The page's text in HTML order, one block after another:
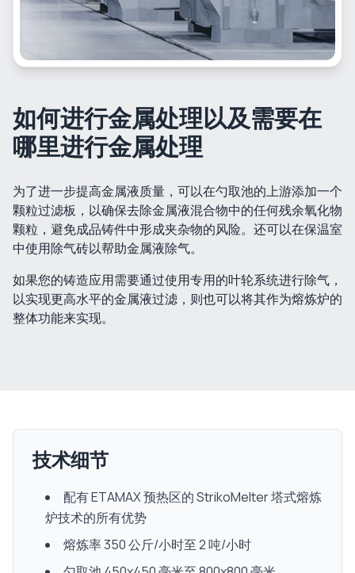
如何进行金属处理以及需要在
哪里进行金属处理
为了进一步提高金属液质量，可以在勺取池的上游添加一个
颗粒过滤板，以确保去除金属液混合物中的任何残余氧化物
颗粒，避免成品铸件中形成夹杂物的风险。还可以在保温室
中使用除气砖以帮助金属液除气。
如果您的铸造应用需要通过使用专用的叶轮系统进行除气，
以实现更高水平的金属液过滤，则也可以将其作为熔炼炉的
整体功能来实现。
技术细节
配有 ETAMAX 预热区的 StrikoMelter 塔式熔炼
炉技术的所有优势
熔炼率 350 公斤/小时至 2 吨/小时